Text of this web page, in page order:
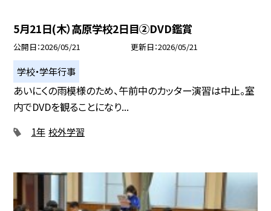
5月21日(木）高原学校2日目②DVD鑑賞
公開日 2026/05/21 更新日 2026/05/21
学校・学年行事
あいにくの雨模様のため、午前中のカッター演習は中止。室
内でDVDを観ることになり...
1年 校外学習